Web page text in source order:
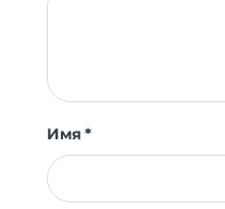
Имя*